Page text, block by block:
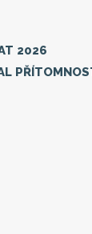
2026